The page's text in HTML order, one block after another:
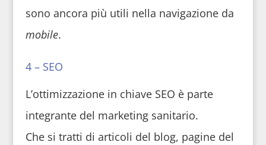
sono ancora più utili nella navigazione da
mobile.
4 – SEO
L’ottimizzazione in chiave SEO è parte
integrante del marketing sanitario.
Che si tratti di articoli del blog, pagine del